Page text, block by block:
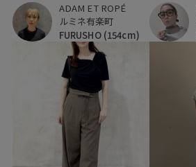
ADAM ET ROPÉ
ルミネ有楽町
FURUSHO (154cm)